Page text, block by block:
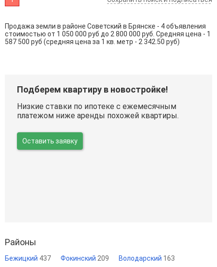
Продажа земли в районе Советский в Брянске - 4 объявления
стоимостью от 1 050 000 руб до 2 800 000 руб. Средняя цена - 1
587 500 руб (средняя цена за 1 кв. метр - 2 342.50 руб)
Подберем квартиру в новостройке!
Низкие ставки по ипотеке с ежемесячным
платежом ниже аренды похожей квартиры.
Оставить заявку
Районы
Бежицкий 437 Фокинский 209 Володарский 163